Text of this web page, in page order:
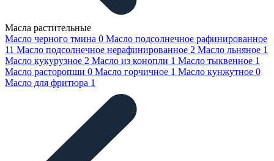
Масла растительные
Масло черного тмина 0 Масло подсолнечное рафинированное
11 Масло подсолнечное нерафинированное 2 Масло льняное 1
Масло кукурузное 2 Масло из конопли 1 Масло тыквенное 1
Масло расторопши 0 Масло горчичное 1 Масло кунжутное 0
Масло для фритюра 1